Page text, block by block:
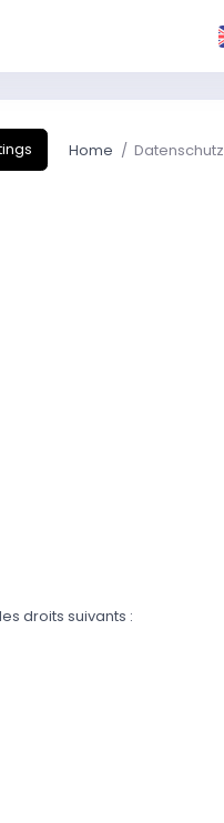
Home Datenschutz
droits suivants :